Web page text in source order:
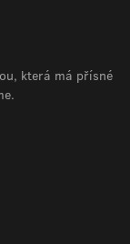
která má přísné